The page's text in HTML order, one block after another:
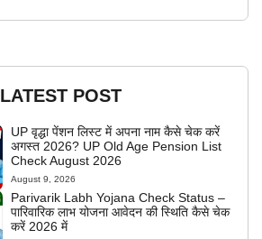
LATEST POST
UP वृद्धा पेंशन लिस्ट में अपना नाम कैसे चेक करें
अगस्त 2026? UP Old Age Pension List
Check August 2026
August 9, 2026
Parivarik Labh Yojana Check Status –
पारिवारिक लाभ योजना आवेदन की स्थिति कैसे चेक
करें 2026 में